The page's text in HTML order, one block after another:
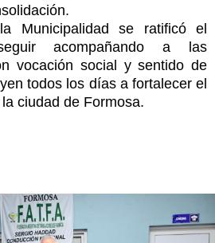
Municipalidad se ratificó el
acompañando a las
vocación social y sentido de
todos los días a fortalecer el
ciudad de Formosa.